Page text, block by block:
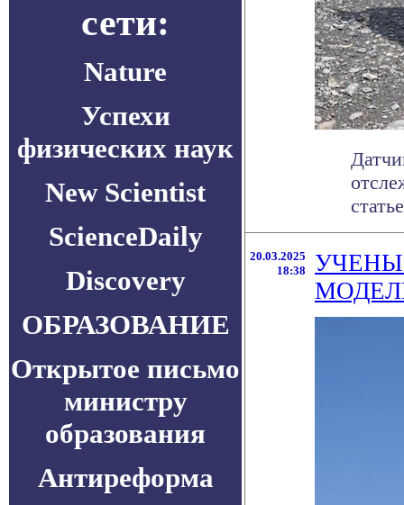
сети:
Nature
Успехи
физических наук
New Scientist
ScienceDaily
Discovery
ОБРАЗОВАНИЕ
Открытое письмо
министру
образования
Антиреформа
20.03.2025
18:38